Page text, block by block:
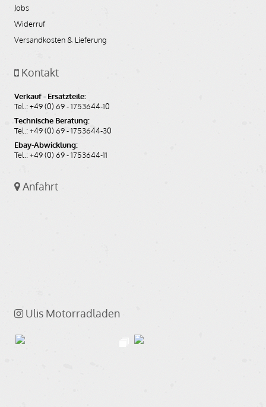
Jobs
Widerruf
Versandkosten & Lieferung
Kontakt
Verkauf - Ersatzteile:
Tel.: +49 (0) 69 - 1753644-10
Technische Beratung:
Tel.: +49 (0) 69 - 1753644-30
Ebay-Abwicklung:
Tel.: +49 (0) 69 - 1753644-11
Anfahrt
Ulis Motorradladen